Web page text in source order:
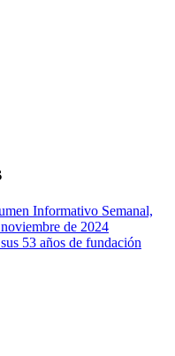
Informativo Semanal,
de 2024
53 años de fundación